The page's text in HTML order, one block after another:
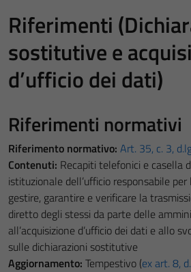
Riferimenti
sostitutive e
d’ufficio dei dati)
Riferimenti normativi
Riferimento normativo: Art. 35, c. 3,
Contenuti: Recapiti telefonici e casella
istituzionale dell’ufficio responsabile
gestire, garantire e verificare la
diretto degli stessi da parte delle
all’acquisizione d’ufficio dei dati e allo
sulle dichiarazioni sostitutive
Aggiornamento: Tempestivo (ex art. 8,